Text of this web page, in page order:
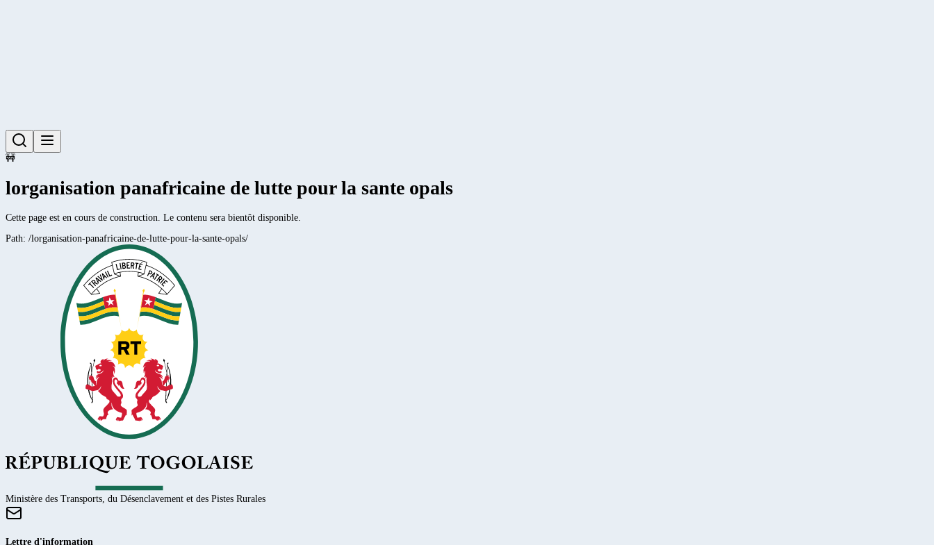
🚧
lorganisation panafricaine de lutte pour la sante opals
Cette page est en cours de construction. Le contenu sera bientôt disponible.
Path: /lorganisation-panafricaine-de-lutte-pour-la-sante-opals/
Ministère des Transports, du Désenclavement et des Pistes Rurales
Lettre d'information